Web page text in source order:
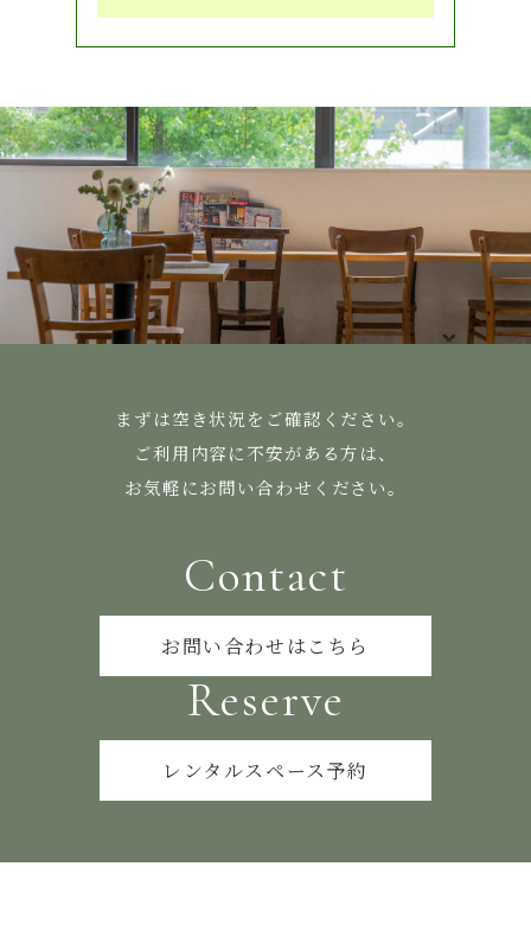
まずは空き状況をご確認ください。
ご利用内容に不安がある方は、
お気軽にお問い合わせください。
Contact
お問い合わせはこちら
Reserve
レンタルスペース予約